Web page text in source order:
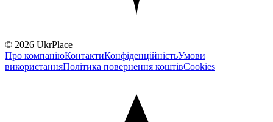
© 2026 UkrPlace
Про компаніюКонтактиКонфіденційністьУмови
використанняПолітика повернення коштівCookies